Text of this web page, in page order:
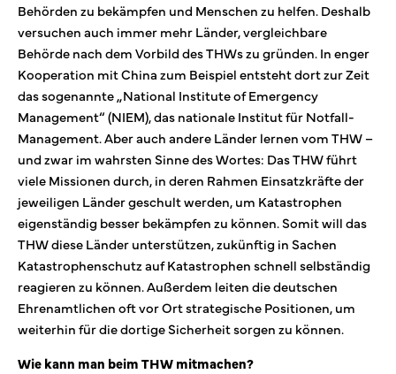
Behörden zu bekämpfen und Menschen zu helfen. Deshalb
versuchen auch immer mehr Länder, vergleichbare
Behörde nach dem Vorbild des THWs zu gründen. In enger
Kooperation mit China zum Beispiel entsteht dort zur Zeit
das sogenannte „National Institute of Emergency
Management“ (NIEM), das nationale Institut für Notfall-
Management. Aber auch andere Länder lernen vom THW –
und zwar im wahrsten Sinne des Wortes: Das THW führt
viele Missionen durch, in deren Rahmen Einsatzkräfte der
jeweiligen Länder geschult werden, um Katastrophen
eigenständig besser bekämpfen zu können. Somit will das
THW diese Länder unterstützen, zukünftig in Sachen
Katastrophenschutz auf Katastrophen schnell selbständig
reagieren zu können. Außerdem leiten die deutschen
Ehrenamtlichen oft vor Ort strategische Positionen, um
weiterhin für die dortige Sicherheit sorgen zu können.
Wie kann man beim THW mitmachen?